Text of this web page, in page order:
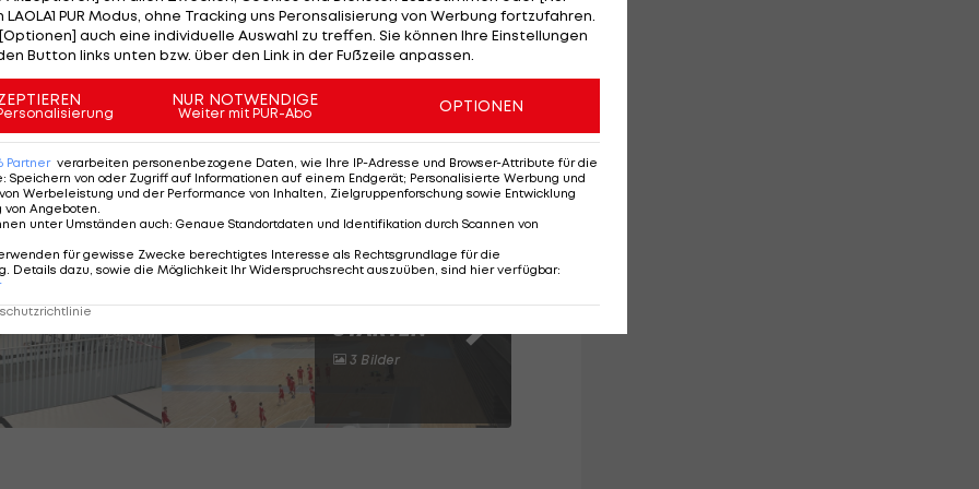
Goldmedaillen-Gewinner Shady Elnahas aus Kanada
Track and Field zuhause ist, zugestimmt.
untergebracht, bevor es auf die WWE-Bühne geht.
"Sport Arena" in Wien
SLIDESHOW
STARTEN
3 Bilder
PUR Modus, ohne Tracking uns Peronsalisierung von Werbung fortzufahren.
auch eine individuelle Auswahl zu treffen. Sie können Ihre Einstellungen
Button links unten bzw. über den Link in der Fußzeile anpassen.
NUR NOTWENDIGE
Weiter mit PUR-Abo OPTIONEN
Partner verarbeiten personenbezogene Daten, wie Ihre IP-Adresse und Browser-Attribute für die
: Speichern von oder Zugriff auf Informationen auf einem Endgerät; Personalisierte Werbung und
Werbeleistung und der Performance von Inhalten, Zielgruppenforschung sowie Entwicklung
von Angeboten.
unter Umständen auch: Genaue Standortdaten und Identifikation durch Scannen von
für gewisse Zwecke berechtigtes Interesse als Rechtsgrundlage für die
Details dazu, sowie die Möglichkeit Ihr Widerspruchsrecht auszuüben, sind hier verfügbar: